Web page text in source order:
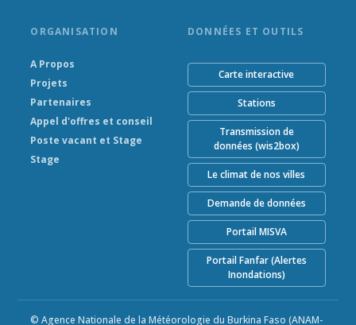
ORGANISATION
A Propos
Projets
Partenaires
Appel d'offres et conseil
Poste vacant et Stage
Stage
DONNÉES ET OUTILS
Carte interactive
Stations
Transmission de
données (wis2box)
Le climat de nos villes
Demande de données
Portail MISVA
Portail Fanfar (Alertes
Inondations)
© Agence Nationale de la Météorologie du Burkina Faso (ANAM-